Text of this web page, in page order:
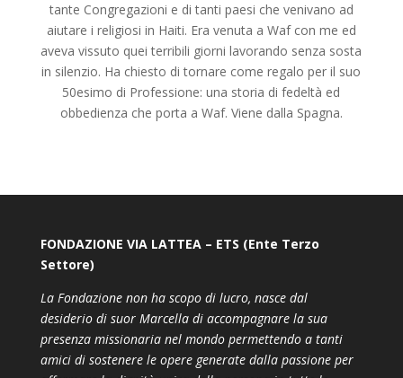
tante Congregazioni e di tanti paesi che venivano ad
aiutare i religiosi in Haiti. Era venuta a Waf con me ed
aveva vissuto quei terribili giorni lavorando senza sosta
in silenzio. Ha chiesto di tornare come regalo per il suo
50esimo di Professione: una storia di fedeltà ed
obbedienza che porta a Waf. Viene dalla Spagna.
FONDAZIONE VIA LATTEA – ETS (Ente Terzo
Settore)
La Fondazione non ha scopo di lucro, nasce dal
desiderio di suor Marcella di accompagnare la sua
presenza missionaria nel mondo permettendo a tanti
amici di sostenere le opere generate dalla passione per